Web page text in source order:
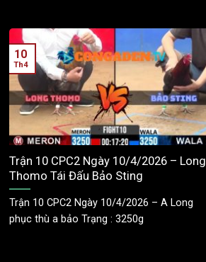
Trận 10 CPC2 Ngày 10/4/2026 – Long
Thomo Tái Đấu Bảo Sting
Trận 10 CPC2 Ngày 10/4/2026 – A Long
phục thù a bảo Trạng : 3250g
10
Th4